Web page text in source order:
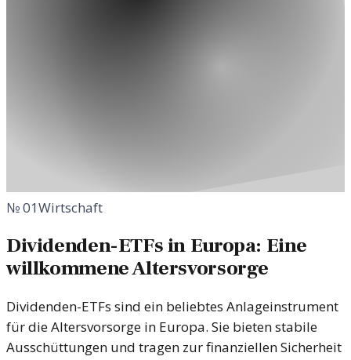
№01Wirtschaft
Dividenden-ETFs in Europa: Eine
willkommene Altersvorsorge
Dividenden-ETFs sind ein beliebtes Anlageinstrument
für die Altersvorsorge in Europa. Sie bieten stabile
Ausschüttungen und tragen zur finanziellen Sicherheit